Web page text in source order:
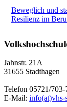
Beweglich und
Resilienz im
Jahnstr. 21A
31655 Stadthagen
Telefon 05721/703-
E-Mail: info(at)vhs-